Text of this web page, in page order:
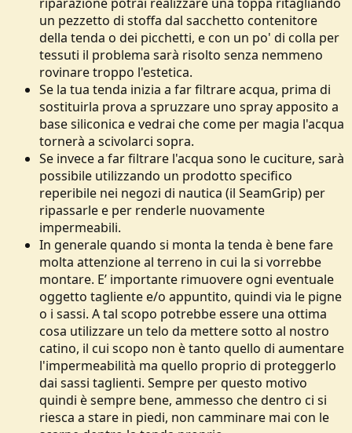
un pezzetto di stoffa dal sacchetto contenitore
della tenda o dei picchetti, e con un po' di colla per
tessuti il problema sarà risolto senza nemmeno
rovinare troppo l'estetica.
Se la tua tenda inizia a far filtrare acqua, prima di
sostituirla prova a spruzzare uno spray apposito a
base siliconica e vedrai che come per magia l'acqua
tornerà a scivolarci sopra.
Se invece a far filtrare l'acqua sono le cuciture, sarà
possibile utilizzando un prodotto specifico
reperibile nei negozi di nautica (il SeamGrip) per
ripassarle e per renderle nuovamente
impermeabili.
In generale quando si monta la tenda è bene fare
molta attenzione al terreno in cui la si vorrebbe
montare. E’ importante rimuovere ogni eventuale
oggetto tagliente e/o appuntito, quindi via le pigne
o i sassi. A tal scopo potrebbe essere una ottima
cosa utilizzare un telo da mettere sotto al nostro
catino, il cui scopo non è tanto quello di aumentare
l'impermeabilità ma quello proprio di proteggerlo
dai sassi taglienti. Sempre per questo motivo
quindi è sempre bene, ammesso che dentro ci si
riesca a stare in piedi, non camminare mai con le